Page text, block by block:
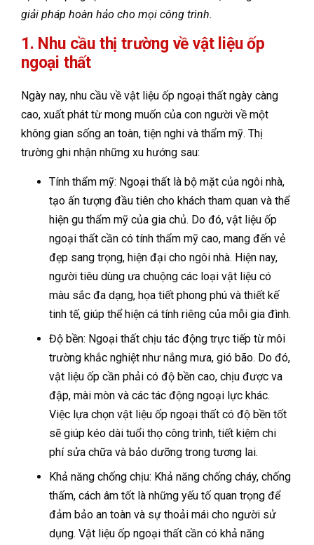
giải pháp hoàn hảo cho mọi công trình.
1. Nhu cầu thị trường về vật liệu ốp
ngoại thất
Ngày nay, nhu cầu về vật liệu ốp ngoại thất ngày càng
cao, xuất phát từ mong muốn của con người về một
không gian sống an toàn, tiện nghi và thẩm mỹ. Thị
trường ghi nhận những xu hướng sau:
Tính thẩm mỹ: Ngoại thất là bộ mặt của ngôi nhà,
tạo ấn tượng đầu tiên cho khách tham quan và thể
hiện gu thẩm mỹ của gia chủ. Do đó, vật liệu ốp
ngoại thất cần có tính thẩm mỹ cao, mang đến vẻ
đẹp sang trọng, hiện đại cho ngôi nhà. Hiện nay,
người tiêu dùng ưa chuộng các loại vật liệu có
màu sắc đa dạng, họa tiết phong phú và thiết kế
tinh tế, giúp thể hiện cá tính riêng của mỗi gia đình.
Độ bền: Ngoại thất chịu tác động trực tiếp từ môi
trường khắc nghiệt như nắng mưa, gió bão. Do đó,
vật liệu ốp cần phải có độ bền cao, chịu được va
đập, mài mòn và các tác động ngoại lực khác.
Việc lựa chọn vật liệu ốp ngoại thất có độ bền tốt
sẽ giúp kéo dài tuổi thọ công trình, tiết kiệm chi
phí sửa chữa và bảo dưỡng trong tương lai.
Khả năng chống chịu: Khả năng chống cháy, chống
thấm, cách âm tốt là những yếu tố quan trọng để
đảm bảo an toàn và sự thoải mái cho người sử
dụng. Vật liệu ốp ngoại thất cần có khả năng